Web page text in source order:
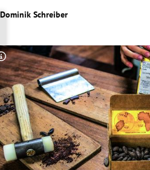
Untermenü
Untermenü
Untermenü
Untermenü
Untermenü
Dominik Schreiber
Copyright-Hinweis öffnen/schließen